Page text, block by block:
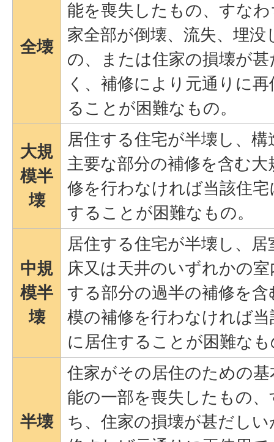
全壊
能を喪失したもの、すな
家全部が倒壊、流失、埋没
の、または住家の損壊が甚
く、補修により元通りに
ることが困難なもの。
大規
模半
壊
居住する住宅が半壊し、構
主要な部分の補修を含む大
修を行わなければ当該住宅
することが困難なもの。
中規
模半
壊
居住する住宅が半壊し、居
床又は天井のいずれかの
する部分の過半の補修を含
模の補修を行わなければ当
に居住することが困難な
半壊
住家がその居住のための基
能の一部を喪失したもの
ち、住家の損壊が甚だしい